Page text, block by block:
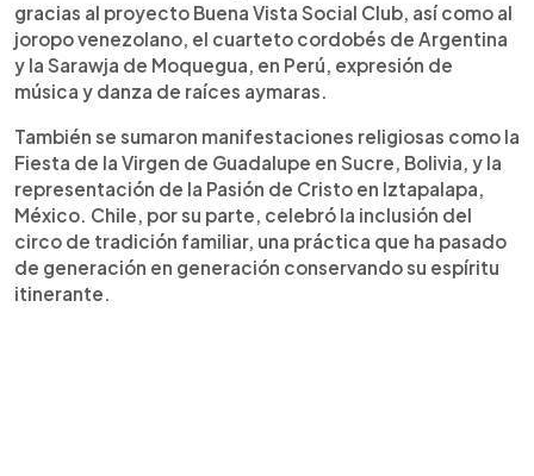
gracias al proyecto Buena Vista Social Club, así como al
joropo venezolano, el cuarteto cordobés de Argentina
y la Sarawja de Moquegua, en Perú, expresión de
música y danza de raíces aymaras.
También se sumaron manifestaciones religiosas como la
Fiesta de la Virgen de Guadalupe en Sucre, Bolivia, y la
representación de la Pasión de Cristo en Iztapalapa,
México. Chile, por su parte, celebró la inclusión del
circo de tradición familiar, una práctica que ha pasado
de generación en generación conservando su espíritu
itinerante.